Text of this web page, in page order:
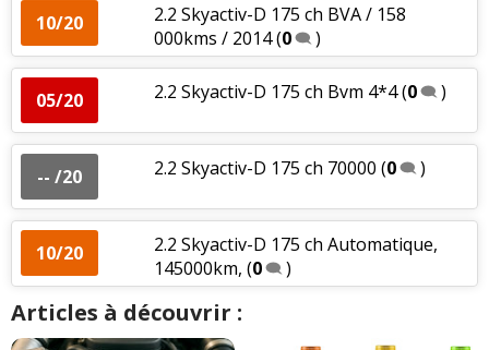
10/20
2.2 Skyactiv-D 175 ch BVA / 158
000kms / 2014(0 )
05/20 2.2 Skyactiv-D 175 ch Bvm 4*4(0 )
-- /20 2.2 Skyactiv-D 175 ch 70000 (0 )
10/20
2.2 Skyactiv-D 175 ch Automatique,
145000km, (0 )
Articles à découvrir :